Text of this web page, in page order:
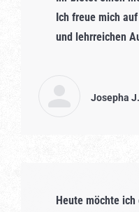
Ich freue mich
und lehrreichen
Josepha J.
Heute möchte